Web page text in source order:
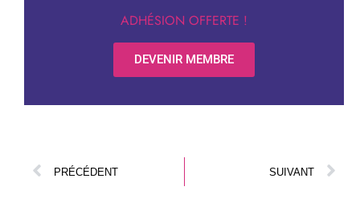
ADHÉSION OFFERTE !
DEVENIR MEMBRE
PRÉCÉDENT SUIVANT